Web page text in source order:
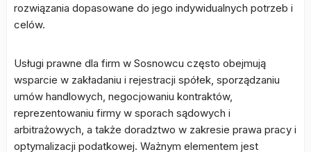
rozwiązania dopasowane do jego indywidualnych potrzeb i
celów.
Usługi prawne dla firm w Sosnowcu często obejmują
wsparcie w zakładaniu i rejestracji spółek, sporządzaniu
umów handlowych, negocjowaniu kontraktów,
reprezentowaniu firmy w sporach sądowych i
arbitrażowych, a także doradztwo w zakresie prawa pracy i
optymalizacji podatkowej. Ważnym elementem jest